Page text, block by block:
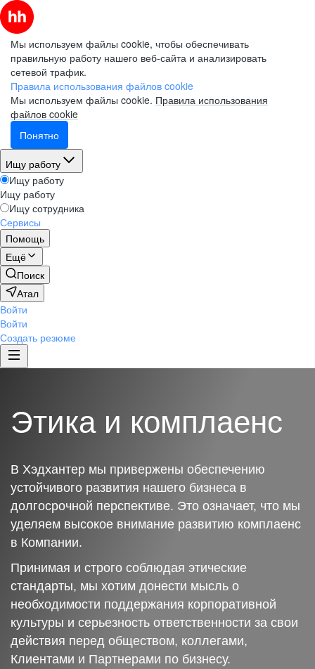
Мы используем файлы cookie, чтобы обеспечивать
правильную работу нашего веб-сайта и анализировать
сетевой трафик.
Правила использования файлов cookie
Мы используем файлы cookie. Правила использования
файлов cookie
Понятно
Ищу работу
Ищу работу
Ищу работу
Ищу сотрудника
Сервисы
Помощь
Ещё
Поиск
Атал
Войти
Войти
Создать резюме
Этика и комплаенс
В Хэдхантер мы привержены обеспечению
устойчивого развития нашего бизнеса в
долгосрочной перспективе. Это означает, что мы
уделяем высокое внимание развитию комплаенс
в Компании.
Принимая и строго соблюдая этические
стандарты, мы хотим донести мысль о
необходимости поддержания корпоративной
культуры и серьезность ответственности за свои
действия перед обществом, коллегами,
Клиентами и Партнерами по бизнесу.